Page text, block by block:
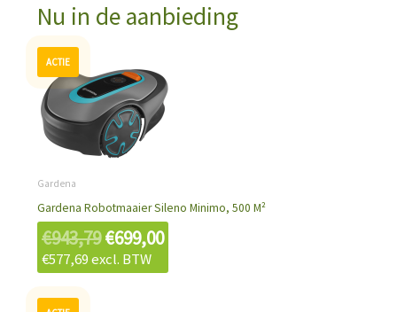
Nu in de aanbieding
Gardena
Gardena Robotmaaier Sileno Minimo, 500 M²
€943,79
Oorspronkelijke
prijs
was:
€943,79.
€699,00
Huidige
prijs
is:
€577,69excl. BTW